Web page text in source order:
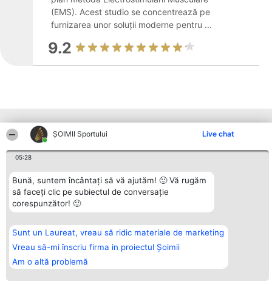
ȘOIMII Sportului Live chat
05:28
Bună, suntem încântați să vă ajutăm! 🙂 Vă rugăm
să faceți clic pe subiectul de conversație
corespunzător! 🙂
Sunt un Laureat, vreau să ridic materiale de marketing
Vreau să-mi înscriu firma in proiectul Șoimii
Am o altă problemă
(EMS). Acest studio se concentrează pe
furnizarea unor soluții moderne pentru ...
9.2
Alte firme din zonă
Organizator Ranking
BRIGHT SOLUTIONS BR SRL
Aleea Timisul De Sus 2 Bl. A30
Sc. A Et. 4 Ap. 13 Cod 061952
București
tel: +40 770 990 492
Plebiscyt
Câștigătorii
Lista Tuturor
Laureaților
Politica de
confidențialitate
Contact
Contact